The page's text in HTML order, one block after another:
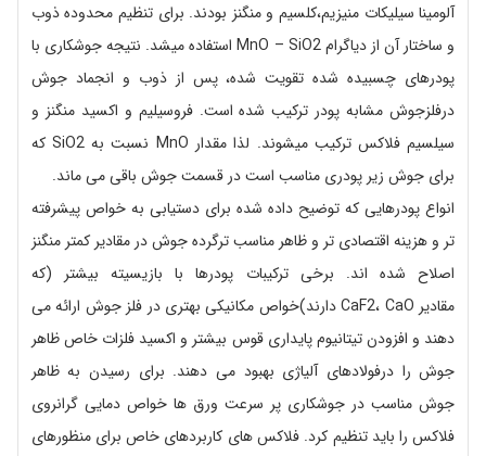
آلومینا سیلیکات منیزیم،کلسیم و منگنز بودند. برای تنظیم محدوده ذوب
و ساختار آن از دیاگرام MnO – SiO2 استفاده میشد. نتیجه جوشکاری با
پودرهای چسبیده شده تقویت شده، پس از ذوب و انجماد جوش
درفلزجوش مشابه پودر ترکیب شده است. فروسیلیم و اکسید منگنز و
سیلسیم فلاکس ترکیب میشوند. لذا مقدار MnO نسبت به SiO2 که
برای جوش زیر پودری مناسب است در قسمت جوش باقی می ماند.
انواع پودرهایی که توضیح داده شده برای دستیابی به خواص پیشرفته
تر و هزینه اقتصادی تر و ظاهر مناسب ترگرده جوش در مقادیر کمتر منگنز
اصلاح شده اند. برخی ترکیبات پودرها با بازیسیته بیشتر (که
مقادیر CaF2، CaO دارند)خواص مکانیکی بهتری در فلز جوش ارائه می
دهند و افزودن تیتانیوم پایداری قوس بیشتر و اکسید فلزات خاص ظاهر
جوش را درفولادهای آلیاژی بهبود می دهند. برای رسیدن به ظاهر
جوش مناسب در جوشکاری پر سرعت ورق ها خواص دمایی گرانروی
فلاکس را باید تنظیم کرد. فلاکس های کاربردهای خاص برای منظورهای